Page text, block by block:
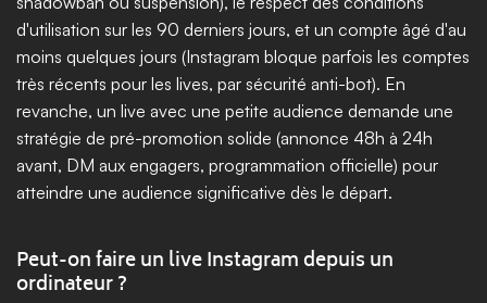
d'utilisation sur les 90 derniers jours, et un compte âgé d'au
moins quelques jours (Instagram bloque parfois les comptes
très récents pour les lives, par sécurité anti-bot). En
revanche, un live avec une petite audience demande une
stratégie de pré-promotion solide (annonce 48h à 24h
avant, DM aux engagers, programmation officielle) pour
atteindre une audience significative dès le départ.
Peut-on faire un live Instagram depuis un
ordinateur ?